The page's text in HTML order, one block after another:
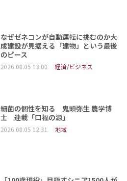
なぜゼネコンが自動運転に挑むのか――大
成建設が見据える「建物」という最後
のピース
2026.08.05 13:00 経済/ビジネス
細菌の個性を知る 鬼頭弥生 農学博
士 連載「口福の源」
2026.08.05 12:31 地域